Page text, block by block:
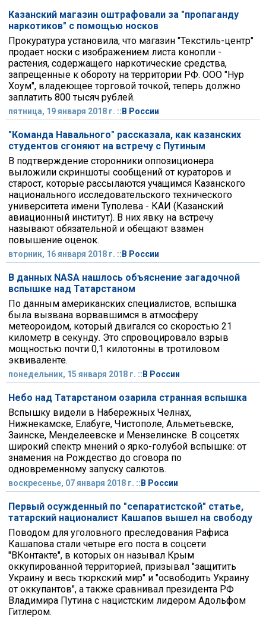
Казанский магазин оштрафовали за "пропаганду
наркотиков" с помощью носков
Прокуратура установила, что магазин "Текстиль-центр"
продает носки с изображением листа конопли -
растения, содержащего наркотические средства,
запрещенные к обороту на территории РФ. ООО "Нур
Хоум", владеющее торговой точкой, теперь должно
заплатить 800 тысяч рублей.
пятница, 19 января 2018 г. :: В России
"Команда Навального" рассказала, как казанских
студентов сгоняют на встречу с Путиным
В подтверждение сторонники оппозиционера
выложили скриншоты сообщений от кураторов и
старост, которые рассылаются учащимся Казанского
национального исследовательского технического
университета имени Туполева - КАИ (Казанский
авиационный институт). В них явку на встречу
называют обязательной и обещают взамен
повышение оценок.
вторник, 16 января 2018 г. :: В России
В данных NASA нашлось объяснение загадочной
вспышке над Татарстаном
По данным американских специалистов, вспышка
была вызвана ворвавшимся в атмосферу
метеороидом, который двигался со скоростью 21
километр в секунду. Это спровоцировало взрыв
мощностью почти 0,1 килотонны в тротиловом
эквиваленте.
понедельник, 15 января 2018 г. :: В России
Небо над Татарстаном озарила странная вспышка
Вспышку видели в Набережных Челнах,
Нижнекамске, Елабуге, Чистополе, Альметьевске,
Заинске, Менделеевске и Мензелинске. В соцсетях
широкий спектр мнений о ярко-голубой вспышке: от
знамения на Рождество до сговора по
одновременному запуску салютов.
воскресенье, 07 января 2018 г. :: В России
Первый осужденный по "сепаратистской" статье,
татарский националист Кашапов вышел на свободу
Поводом для уголовного преследования Рафиса
Кашапова стали четыре его поста в соцсети
"ВКонтакте", в которых он называл Крым
оккупированной территорией, призывал "защитить
Украину и весь тюркский мир" и "освободить Украину
от оккупантов", а также сравнивал президента РФ
Владимира Путина с нацистским лидером Адольфом
Гитлером.